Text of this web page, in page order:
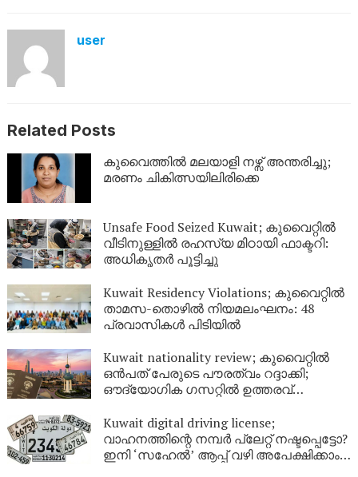
user
Related Posts
കുവൈത്തിൽ മലയാളി നഴ്സ് അന്തരിച്ചു;
മരണം ചികിത്സയിലിരിക്കെ
Unsafe Food Seized Kuwait; കുവൈറ്റിൽ
വീടിനുള്ളിൽ രഹസ്യ മിഠായി ഫാക്ടറി:
അധികൃതർ പൂട്ടിച്ചു
Kuwait Residency Violations; കുവൈറ്റിൽ
താമസ-തൊഴിൽ നിയമലംഘനം: 48
പ്രവാസികൾ പിടിയിൽ
Kuwait nationality review; കുവൈറ്റിൽ
ഒൻപത് പേരുടെ പൗരത്വം റദ്ദാക്കി;
ഔദ്യോഗിക ഗസറ്റിൽ ഉത്തരവ്
Kuwait digital driving license;
വാഹനത്തിന്റെ നമ്പര്‍ പ്ലേറ്റ് നഷ്ടപ്പെട്ടോ?
ഇനി ‘സഹേൽ’ ആപ്പ് വഴി അപേക്ഷിക്കാം;